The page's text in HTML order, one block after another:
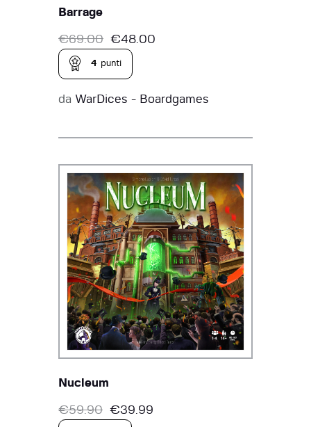
Barrage
€69.00 €48.00
4 punti
da WarDices - Boardgames
Nucleum
€59.90 €39.99